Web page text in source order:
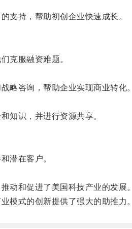
持，帮助初创企业快速成长。
克服融资难题。
咨询，帮助企业实现商业转化。
知识，并进行资源共享。
潜在客户。
和促进了美国科技产业的发展。
式的创新提供了强大的助推力。